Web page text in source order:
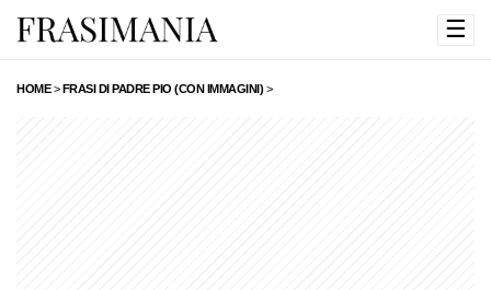
☰
HOME>FRASI DI PADRE PIO (CON IMMAGINI) >